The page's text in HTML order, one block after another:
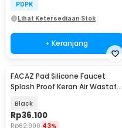
PDPK
Lihat Ketersediaan Stok
+ Keranjang
FACAZ Pad Silicone Faucet
Splash Proof Keran Air Wastafel
Black
Rp36.100
Rp62.900 43%